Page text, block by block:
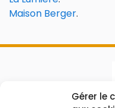
Gérer le
Maison Berger.